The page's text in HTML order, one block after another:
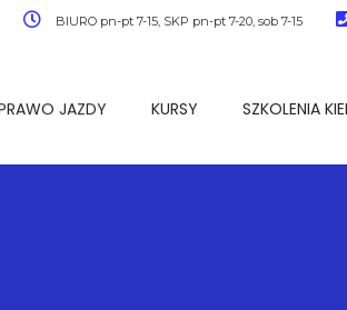
BIURO pn-pt 7-15, SKP pn-pt 7-20, sob 7-15
JAZDY KURSY SZKOLENIA